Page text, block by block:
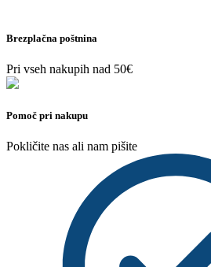
Brezplačna poštnina
Pri vseh nakupih nad 50€
Pomoč pri nakupu
Pokličite nas ali nam pišite